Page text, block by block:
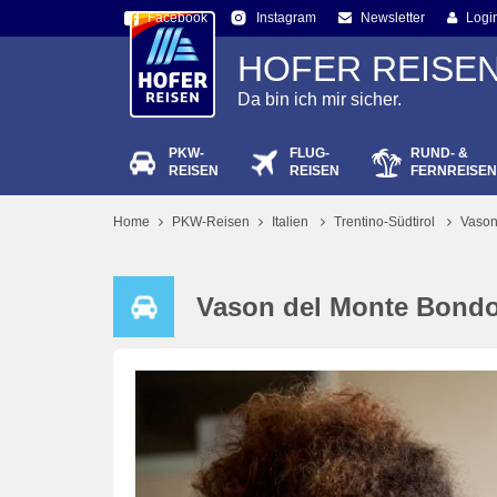
Facebook Instagram Newsletter
HOFER
Da bin ich mir sicher.
PKW-
REISEN
FLUG-
REISEN
RUND- &
FERNREISEN
Home PKW-Reisen Italien Trentino-Südtirol
Vason del Monte